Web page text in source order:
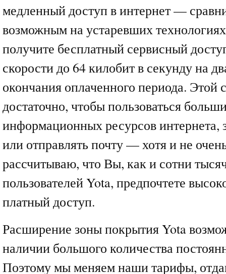
медленный доступ в интернет —
возможным на устаревших
получите бесплатный сервисный
скорости до 64 килобит в секунду на
окончания оплаченного периода. Этой
достаточно, чтобы пользоваться
информационных ресурсов интернета,
или отправлять почту — хотя и не
рассчитываю, что Вы, как и сотни
пользователей Yota, предпочтете
платный доступ.
Расширение зоны покрытия Yota
наличии большого количества
Поэтому мы меняем наши тарифы,